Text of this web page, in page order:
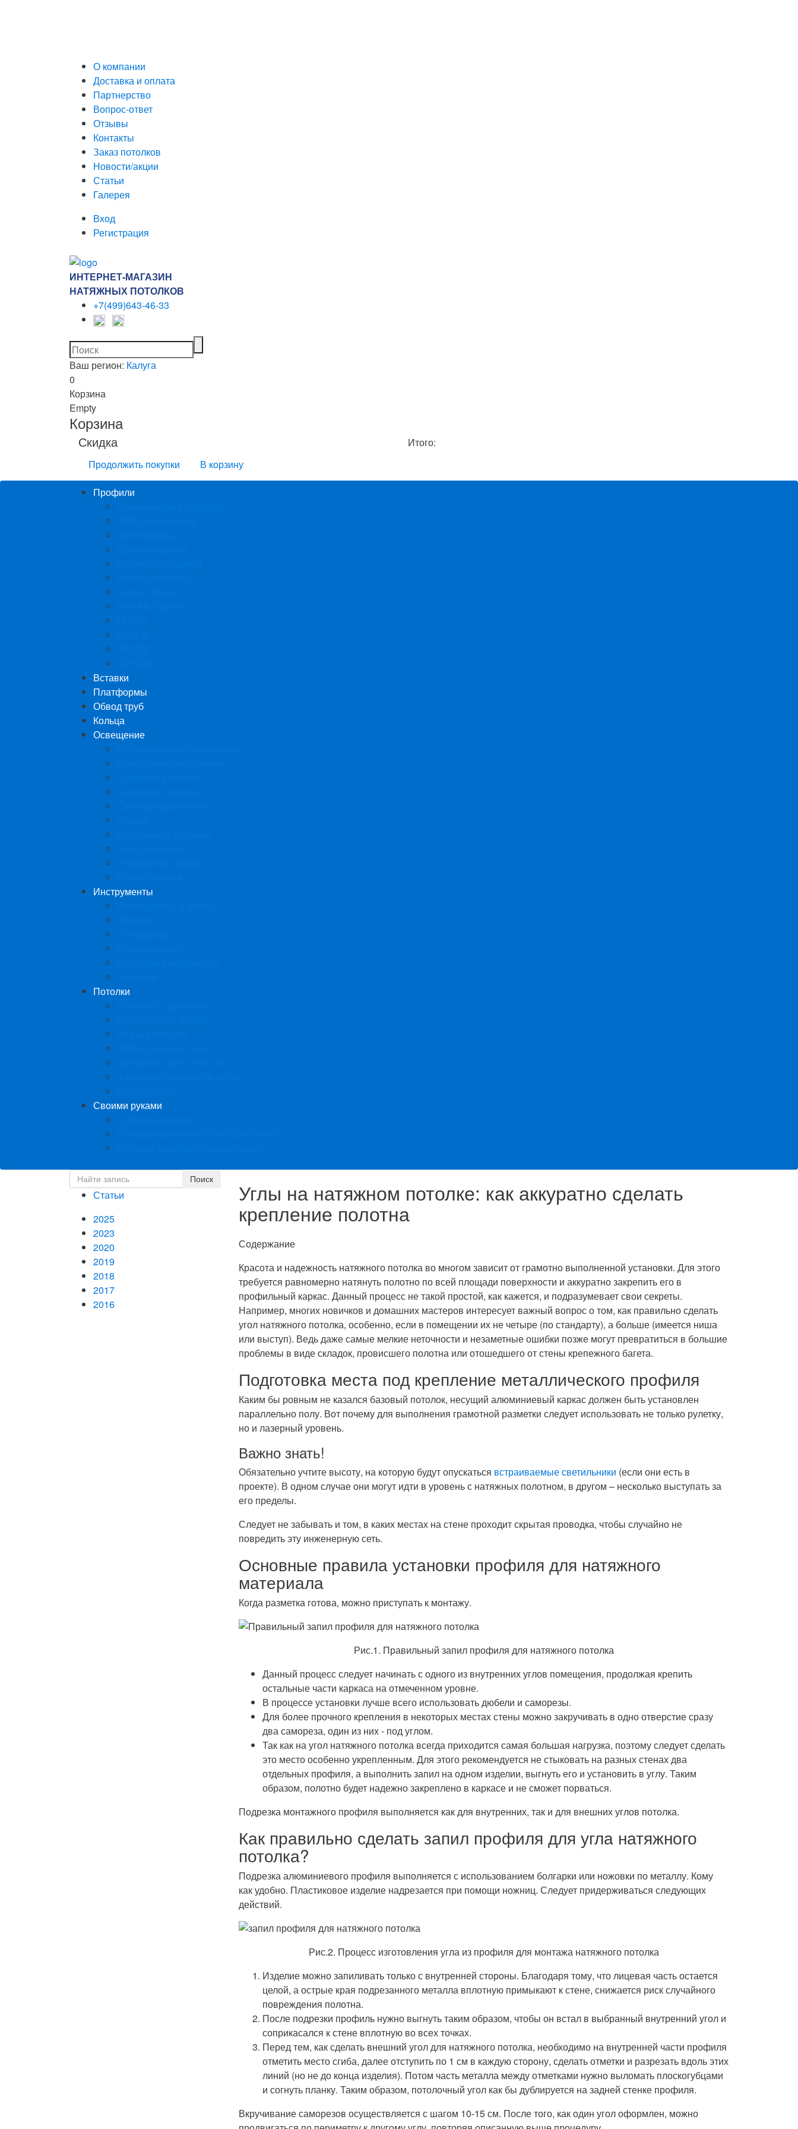
О компании
Доставка и оплата
Партнерство
Вопрос-ответ
Отзывы
Контакты
Заказ потолков
Новости/акции
Статьи
Галерея
Вход
Регистрация
ИНТЕРНЕТ-МАГАЗИН
НАТЯЖНЫХ ПОТОЛКОВ
+7(499)643-46-33
Ваш регион: Калуга
0
Корзина
Empty
Корзина
Скидка
Итого:
Продолжить покупки
В корзину
Профили
Вставки
Платформы
Обвод труб
Кольца
Освещение
Инструменты
Потолки
Своими руками
Статьи
2025
2023
2020
2019
2018
2017
2016
Углы на натяжном потолке: как аккуратно сделать
крепление полотна
Содержание
Красота и надежность натяжного потолка во многом зависит от грамотно выполненной установки. Для этого
требуется равномерно натянуть полотно по всей площади поверхности и аккуратно закрепить его в
профильный каркас. Данный процесс не такой простой, как кажется, и подразумевает свои секреты.
Например, многих новичков и домашних мастеров интересует важный вопрос о том, как правильно сделать
угол натяжного потолка, особенно, если в помещении их не четыре (по стандарту), а больше (имеется ниша
или выступ). Ведь даже самые мелкие неточности и незаметные ошибки позже могут превратиться в большие
проблемы в виде складок, провисшего полотна или отошедшего от стены крепежного багета.
Подготовка места под крепление металлического профиля
Каким бы ровным не казался базовый потолок, несущий алюминиевый каркас должен быть установлен
параллельно полу. Вот почему для выполнения грамотной разметки следует использовать не только рулетку,
но и лазерный уровень.
Важно знать!
Обязательно учтите высоту, на которую будут опускаться встраиваемые светильники (если они есть в
проекте). В одном случае они могут идти в уровень с натяжных полотном, в другом – несколько выступать за
его пределы.
Следует не забывать и том, в каких местах на стене проходит скрытая проводка, чтобы случайно не
повредить эту инженерную сеть.
Основные правила установки профиля для натяжного
материала
Когда разметка готова, можно приступать к монтажу.
Рис.1. Правильный запил профиля для натяжного потолка
Данный процесс следует начинать с одного из внутренних углов помещения, продолжая крепить
остальные части каркаса на отмеченном уровне.
В процессе установки лучше всего использовать дюбели и саморезы.
Для более прочного крепления в некоторых местах стены можно закручивать в одно отверстие сразу
два самореза, один из них - под углом.
Так как на угол натяжного потолка всегда приходится самая большая нагрузка, поэтому следует сделать
это место особенно укрепленным. Для этого рекомендуется не стыковать на разных стенах два
отдельных профиля, а выполнить запил на одном изделии, выгнуть его и установить в углу. Таким
образом, полотно будет надежно закреплено в каркасе и не сможет порваться.
Подрезка монтажного профиля выполняется как для внутренних, так и для внешних углов потолка.
Как правильно сделать запил профиля для угла натяжного
потолка?
Подрезка алюминиевого профиля выполняется с использованием болгарки или ножовки по металлу. Кому
как удобно. Пластиковое изделие надрезается при помощи ножниц. Следует придерживаться следующих
действий.
Рис.2. Процесс изготовления угла из профиля для монтажа натяжного потолка
Изделие можно запиливать только с внутренней стороны. Благодаря тому, что лицевая часть остается
целой, а острые края подрезанного металла вплотную примыкают к стене, снижается риск случайного
повреждения полотна.
После подрезки профиль нужно выгнуть таким образом, чтобы он встал в выбранный внутренний угол и
соприкасался к стене вплотную во всех точках.
Перед тем, как сделать внешний угол для натяжного потолка, необходимо на внутренней части профиля
отметить место сгиба, далее отступить по 1 см в каждую сторону, сделать отметки и разрезать вдоль этих
линий (но не до конца изделия). Потом часть металла между отметками нужно выломать плоскогубцами
и согнуть планку. Таким образом, потолочный угол как бы дублируется на задней стенке профиля.
Вкручивание саморезов осуществляется с шагом 10-15 см. После того, как один угол оформлен, можно